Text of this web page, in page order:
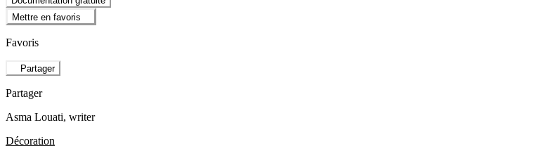
Mettre en favoris
Favoris
Partager
Partager
Asma Louati, writer
Décoration